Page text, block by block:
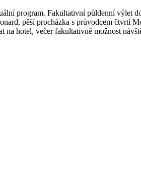
program. Fakultativní půldenní výlet
pěší procházka s průvodcem čtvrtí
na hotel, večer fakultativně možnost